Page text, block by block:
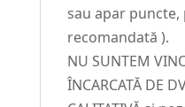
sau apar puncte,
recomandată ).
NU SUNTEM
ÎNCARCATĂ DE